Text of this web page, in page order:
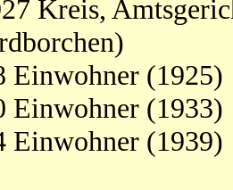
Kreis,
Einwohner (1925)
Einwohner (1933)
Einwohner (1939)